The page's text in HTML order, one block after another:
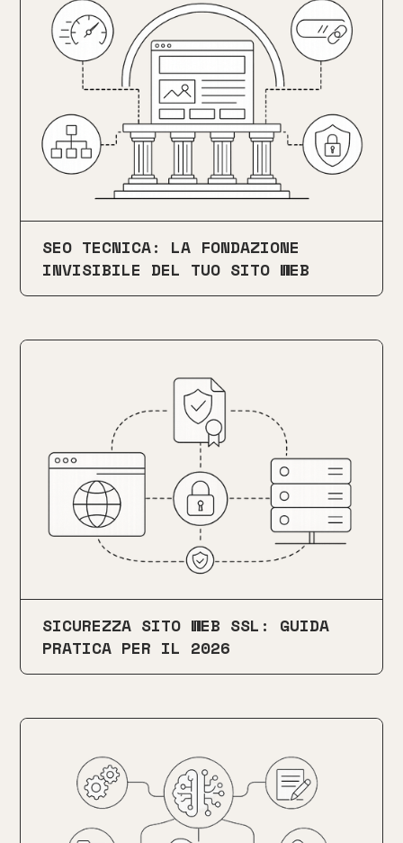
SEO TECNICA: LA FONDAZIONE
INVISIBILE DEL TUO SITO WEB
SICUREZZA SITO WEB SSL: GUIDA
PRATICA PER IL 2026